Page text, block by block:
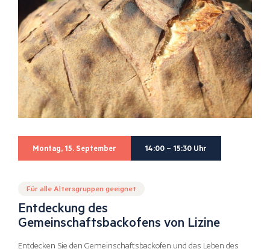
Montag, 15. September 14:00 – 15:30 Uhr
Für alle Altersgruppen geeignet
Entdeckung des
Gemeinschaftsbackofens von Lizine
Entdecken Sie den Gemeinschaftsbackofen und das Leben des